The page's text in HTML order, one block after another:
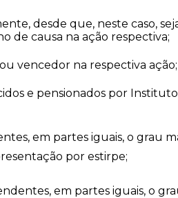
desde que, neste caso,
de causa na ação respectiva;
vencedor na respectiva
e pensionados por Instituto
em partes iguais, o grau
por estirpe;
em partes iguais, o